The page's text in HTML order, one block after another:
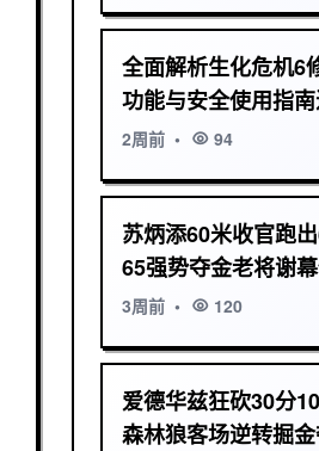
全面解析生化危机6
功能与安全使用指
技巧与常见问题详解
2周前 • 94
苏炳添60米收官跑
65强势夺金老将谢
亚洲飞人传奇
3周前 • 120
爱德华兹狂砍30分
森林狼客场逆转掘